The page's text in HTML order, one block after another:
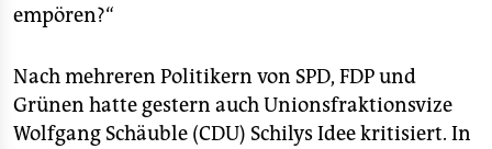
epaper login
empören?“
Nach mehreren Politikern von SPD, FDP und
Grünen hatte gestern auch Unionsfraktionsvize
Wolfgang Schäuble (CDU) Schilys Idee kritisiert. In